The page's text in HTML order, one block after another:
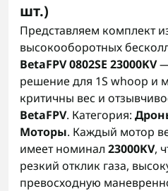
шт.)
Представляем комплект
высокооборотных
BetaFPV 0802SE 23000KV—
решение для 1S whoop и
критичны вес и
BetaFPV. Категория:
Моторы. Каждый мотор
имеет номинал 23000KV,
резкий отклик газа,
превосходную